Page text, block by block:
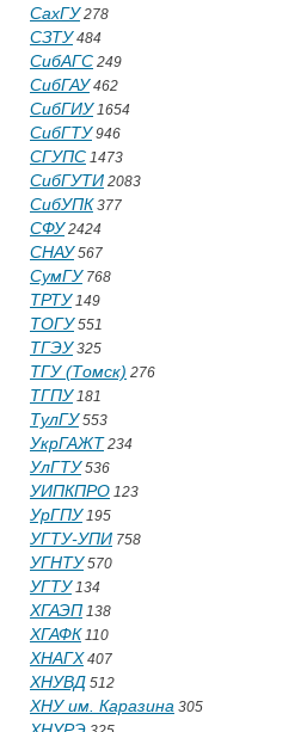
СахГУ278
СЗТУ484
СибАГС 249
СибГАУ462
СибГИУ1654
СибГТУ946
СГУПС 1473
СибГУТИ 2083
СибУПК 377
СФУ2424
СНАУ567
СумГУ768
ТРТУ149
ТОГУ551
ТГЭУ325
ТГУ (Томск) 276
ТГПУ181
ТулГУ553
УкрГАЖТ 234
УлГТУ536
УИПКПРО 123
УрГПУ195
УГТУ-УПИ 758
УГНТУ570
УГТУ134
ХГАЭП 138
ХГАФК 110
ХНАГХ 407
ХНУВД 512
ХНУ им. Каразина 305